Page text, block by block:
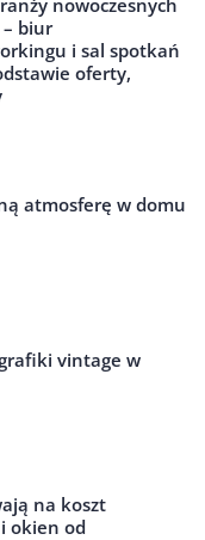
biur
i sal spotkań
oferty,
atmosferę w domu
vintage w
na koszt
okien od